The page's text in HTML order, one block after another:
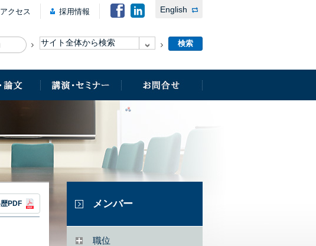
アクセス 採用情報 English
PDF メンバー
職位